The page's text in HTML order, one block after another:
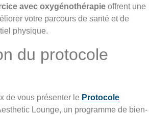
avec oxygénothérapie offrent une
votre parcours de santé et de
physique.
du protocole
de vous présenter le Protocole
Lounge, un programme de bien-